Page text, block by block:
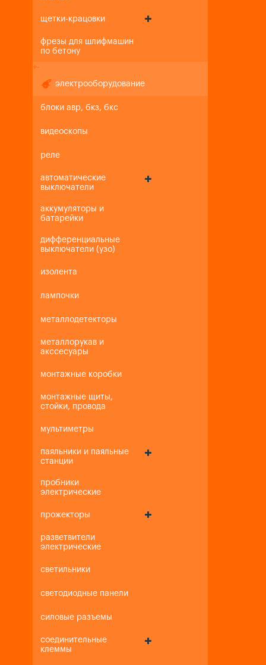
щетки-крацовки
фрезы для шлифмашин
по бетону
+-
электрооборудование
блоки авр, бкз, бкс
видеоскопы
реле
автоматические
выключатели
аккумуляторы и
батарейки
дифференциальные
выключатели (узо)
изолента
лампочки
металлодетекторы
металлорукав и
акссесуары
монтажные коробки
монтажные щиты,
стойки, провода
мультиметры
паяльники и паяльные
станции
пробники
электрические
прожекторы
разветвители
электрические
светильники
светодиодные панели
силовые разъемы
соединительные
клеммы